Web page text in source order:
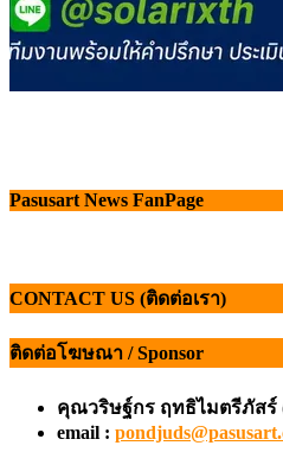
Pasusart News FanPage
CONTACT US (ติดต่อเรา)
ติดต่อโฆษณา / Sponsor
คุณวริษฐ์กร ฤทธิไมตรีภัสร์
email :